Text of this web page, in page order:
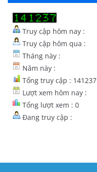
Truy cập hôm nay :
Truy cập hôm qua :
Tháng này :
Năm này :
Tổng truy cập : 141237
Lượt xem hôm nay :
Tổng lượt xem : 0
Đang truy cập :